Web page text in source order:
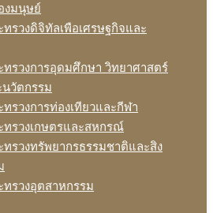
งมนุษย์
ทรวงดิจิทัลเพือเศรษฐกิจและ
ทรวงการอุดมศึกษา วิทยาศาสตร์
วัตกรรม
ทรวงการท่องเทียวและกีฬา
ทรวงเกษตรและสหกรณ์
ทรวงทรัพยากรธรรมชาติและสิง
ทรวงอุตสาหกรรม